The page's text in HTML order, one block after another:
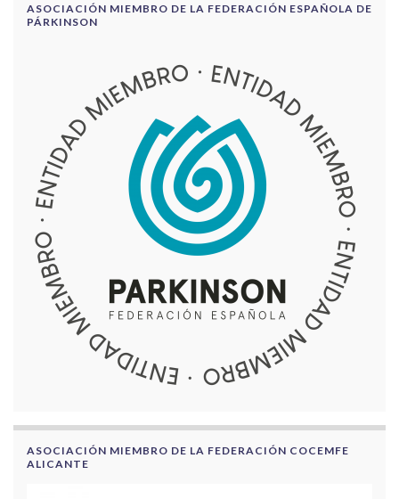
ASOCIACIÓN MIEMBRO DE LA FEDERACIÓN ESPAÑOLA DE
PÁRKINSON
ASOCIACIÓN MIEMBRO DE LA FEDERACIÓN COCEMFE
ALICANTE